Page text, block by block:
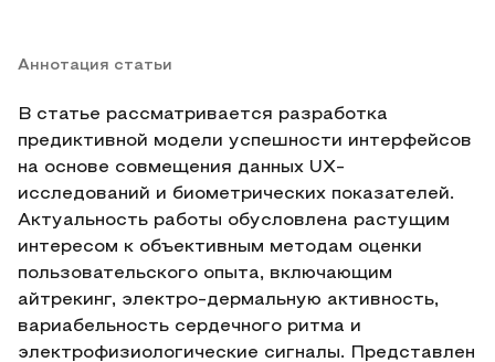
Аннотация статьи
В статье рассматривается разработка
предиктивной модели успешности интерфейсов
на основе совмещения данных UX-
исследований и биометрических показателей.
Актуальность работы обусловлена растущим
интересом к объективным методам оценки
пользовательского опыта, включающим
айтрекинг, электро-дермальную активность,
вариабельность сердечного ритма и
электрофизиологические сигналы. Представлен